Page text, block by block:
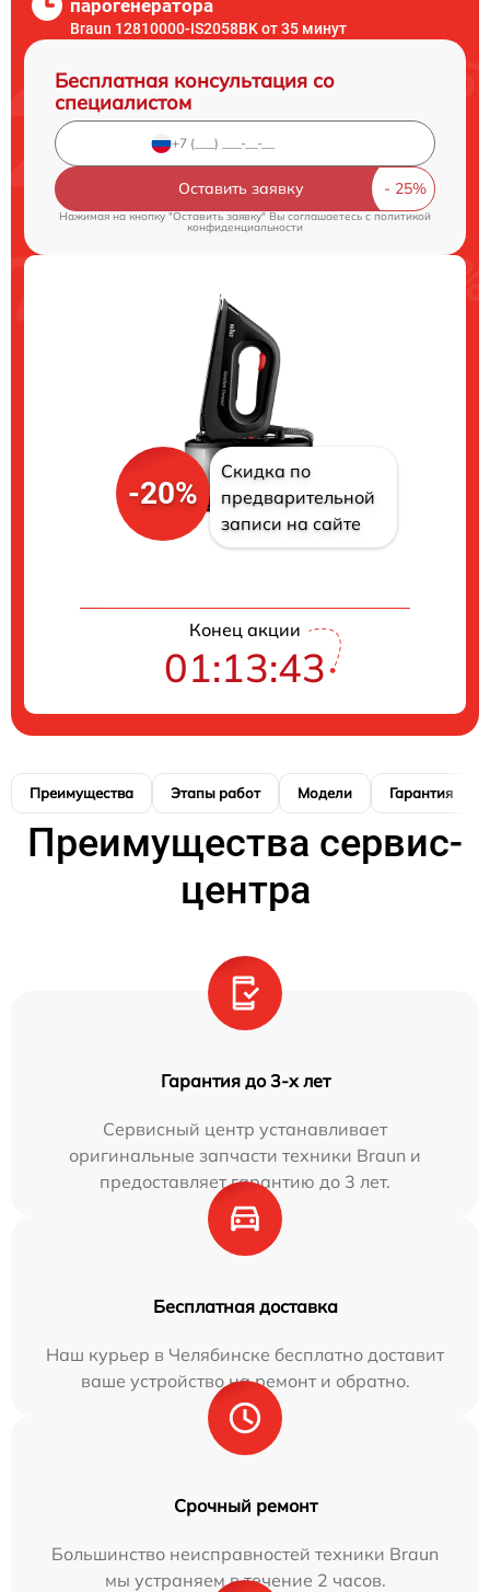
парогенератора
Braun 12810000-IS2058BK от 35 минут
Бесплатная консультация со
специалистом
Оставить заявку
Нажимая на кнопку "Оставить заявку" Вы соглашаетесь cполитикой
конфиденциальности
-20%
Скидка по
предварительной
записи на сайте
Конец акции
01:13:42
Преимущества Этапы работ Модели Гарантия
Преимущества сервис-
центра
Гарантия до 3-х лет
Сервисный центр устанавливает
оригинальные запчасти техники Braun и
предоставляет гарантию до 3 лет.
Бесплатная доставка
Наш курьер в Челябинске бесплатно доставит
ваше устройство на ремонт и обратно.
Срочный ремонт
Большинство неисправностей техники Braun
мы устраняем в течение 2 часов.